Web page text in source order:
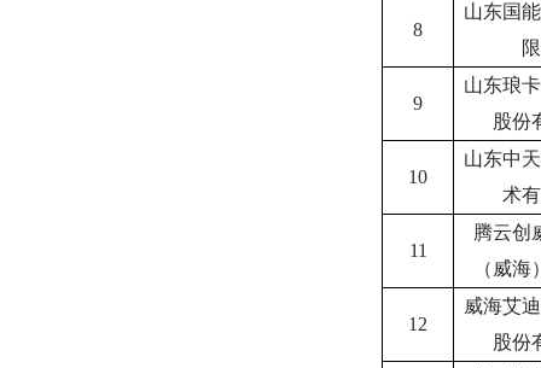
8
山东国
9
山东琅
股份
10
山东中
术
11
腾云创
（威
12
威海艾
股份